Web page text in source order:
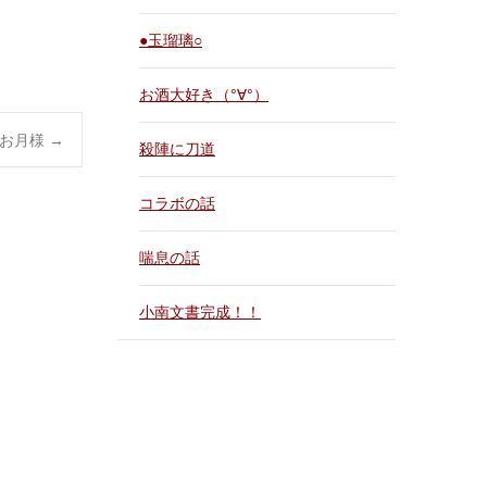
お月様 →
●玉瑠璃○
お酒大好き（°∀°）
殺陣に刀道
コラボの話
喘息の話
小南文書完成！！